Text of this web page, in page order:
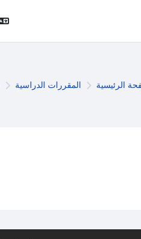
الرئيسية المقررات الدراسية